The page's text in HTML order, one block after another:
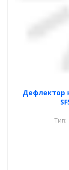
Дефлектор
Тип: